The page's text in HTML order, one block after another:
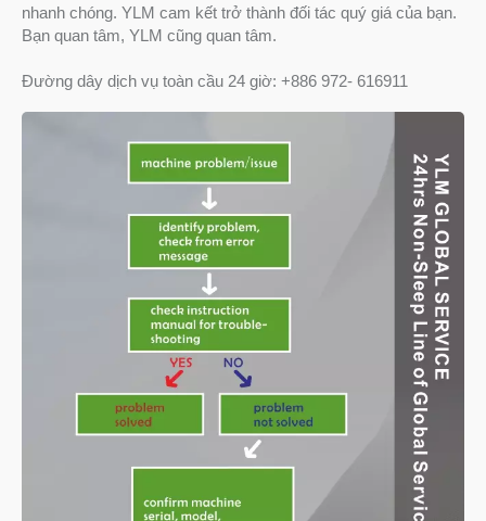
nhanh chóng. YLM cam kết trở thành đối tác quý giá của bạn.
Bạn quan tâm, YLM cũng quan tâm.
Đường dây dịch vụ toàn cầu 24 giờ: +886 972- 616911